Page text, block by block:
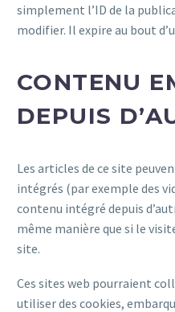
simplement l’ID de la
modifier. Il expire au bout
CONTENU
DEPUIS
Les articles de ce site
intégrés (par exemple des
contenu intégré depuis
même manière que si le
site.
Ces sites web pourraient
utiliser des cookies,